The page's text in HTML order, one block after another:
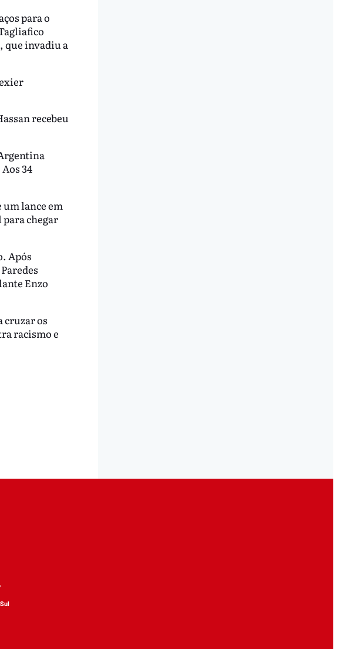
para o
que invadiu a
recebeu
34
lance em
chegar
Após
Enzo
cruzar os
racismo e